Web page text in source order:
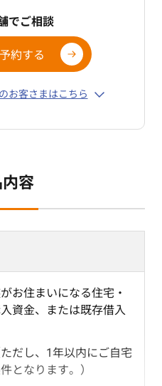
でご相談
約する
お客さまはこちら
容
お住まいになる住宅・
資金、または既存借入
だし、1年以内にご自宅
となります。）